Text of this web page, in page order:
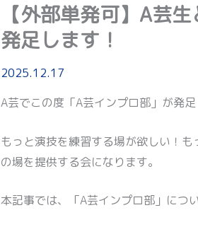
【外部単発可】A芸
発足します！
2025.12.17
A芸でこの度「A芸インプロ部」が発足
もっと演技を練習する場が欲しい！
の場を提供する会になります。
本記事では、「A芸インプロ部」につ